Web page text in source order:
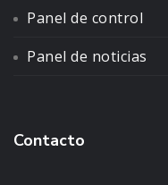
Panel de control
Panel de noticias
Contacto